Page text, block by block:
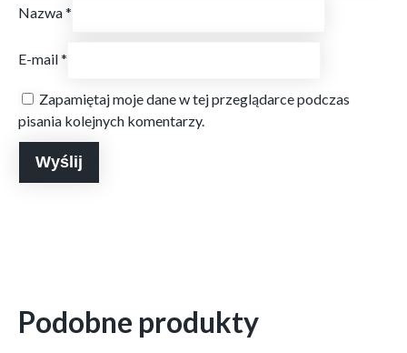
Nazwa*
E-mail*
Zapamiętaj moje dane w tej przeglądarce podczas
pisania kolejnych komentarzy.
Podobne produkty